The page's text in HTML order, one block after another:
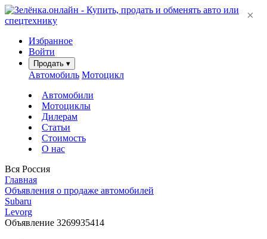
Избранное
Войти
Продать ▾
Автомобиль Мотоцикл
Автомобили
Мотоциклы
Дилерам
Статьи
Стоимость
О нас
Вся Россия
Главная
Объявления о продаже автомобилей
Subaru
Levorg
Объявление 3269935414
×